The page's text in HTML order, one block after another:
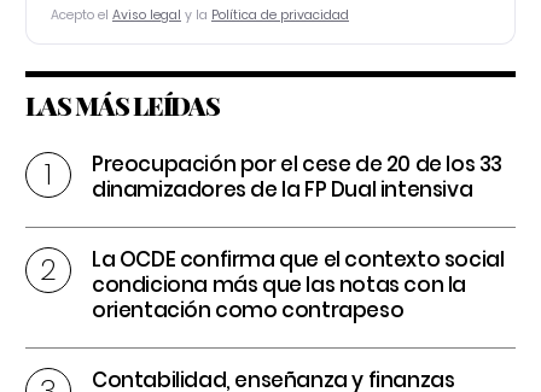
Acepto el Aviso legal y la Política de privacidad
LAS MÁS LEÍDAS
Preocupación por el cese de 20 de los 33
dinamizadores de la FP Dual intensiva
La OCDE confirma que el contexto social
condiciona más que las notas con la
orientación como contrapeso
Contabilidad, enseñanza y finanzas